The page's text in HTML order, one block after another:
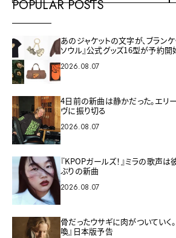
POPULAR POSTS
あのジャケットの文字が、ブランケ
ソウル』公式グッズ16型が予約開
2026.08.07
4日前の新曲は静かだった。エリ
ヴに振り切る
2026.08.07
『KPOPガールズ！』ミラの歌声は
ぶりの新曲
2026.08.07
骨だったウサギに肉がついていく
喚』日本版予告